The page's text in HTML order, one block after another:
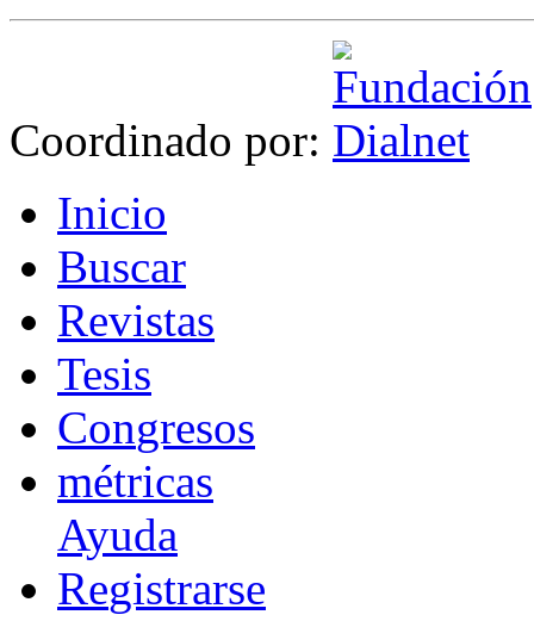
Coordinado por:
Inicio
Buscar
Revistas
Tesis
Congresos
métricas
Ayuda
Registrarse